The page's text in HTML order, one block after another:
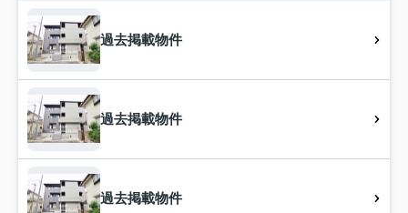
過去掲載物件
過去掲載物件
過去掲載物件